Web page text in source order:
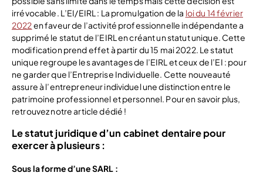
irrévocable. L’EI/EIRL : La promulgation de la loi du 14 février
2022en faveur de l’activité professionnelle indépendante a
supprimé le statut de l’EIRL en créant un statut unique. Cette
modification prend effet à partir du 15 mai 2022. Le statut
unique regroupe les avantages de l’EIRL et ceux de l’EI : pour
ne garder que l’Entreprise Individuelle. Cette nouveauté
assure à l’entrepreneur individuel une distinction entre le
patrimoine professionnel et personnel. Pour en savoir plus,
retrouvez notre article dédié !
Le statut juridique d’un cabinet dentaire pour
exercer à plusieurs :
Sous la forme d’une SARL :